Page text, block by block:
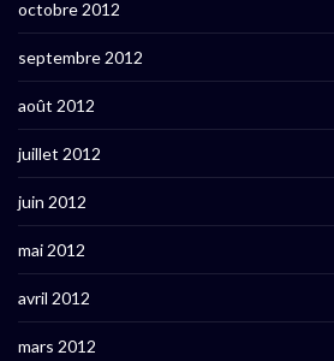
octobre 2012
septembre 2012
août 2012
juillet 2012
juin 2012
mai 2012
avril 2012
mars 2012